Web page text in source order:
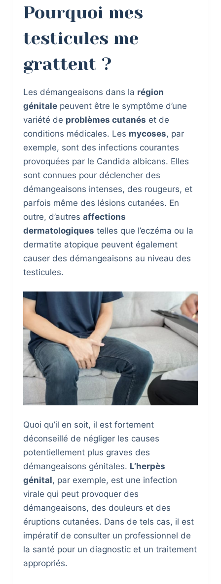
Pourquoi mes
testicules me
grattent ?
Les démangeaisons dans la région
génitalepeuvent être le symptôme d’une
variété de problèmes cutanés et de
conditions médicales. Les mycoses, par
exemple, sont des infections courantes
provoquées par le Candida albicans. Elles
sont connues pour déclencher des
démangeaisons intenses, des rougeurs, et
parfois même des lésions cutanées. En
outre, d’autres affections
dermatologiques telles que l’eczéma ou la
dermatite atopique peuvent également
causer des démangeaisons au niveau des
testicules.
Quoi qu’il en soit, il est fortement
déconseillé de négliger les causes
potentiellement plus graves des
démangeaisons génitales. L’herpès
génital, par exemple, est une infection
virale qui peut provoquer des
démangeaisons, des douleurs et des
éruptions cutanées. Dans de tels cas, il est
impératif de consulter un professionnel de
la santé pour un diagnostic et un traitement
appropriés.